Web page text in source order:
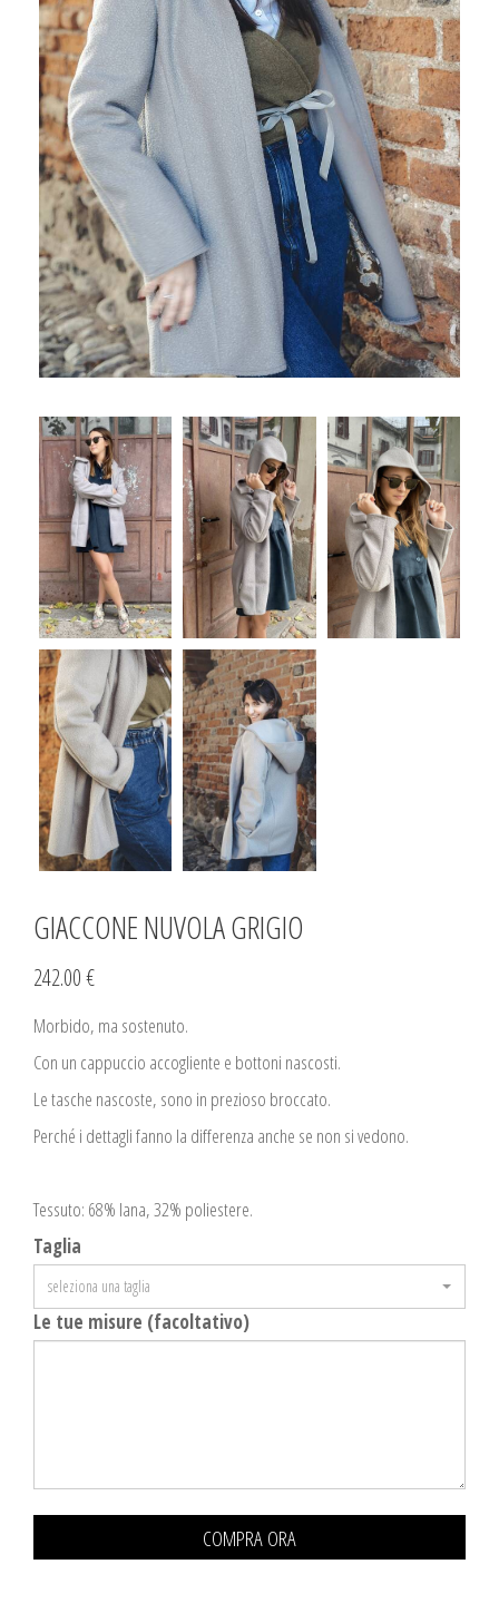
GIACCONE NUVOLA GRIGIO
242.00 €
Morbido, ma sostenuto.
Con un cappuccio accogliente e bottoni nascosti.
Le tasche nascoste, sono in prezioso broccato.
Perché i dettagli fanno la differenza anche se non si vedono.
Tessuto: 68% lana, 32% poliestere.
Taglia
seleziona una taglia
Le tue misure (facoltativo)
COMPRA ORA